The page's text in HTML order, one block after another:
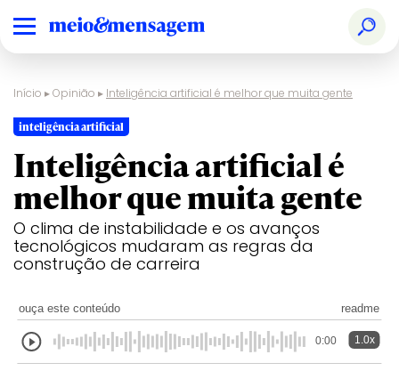
Início ▸Opinião ▸ Inteligência artificial é melhor que muita gente
inteligência artificial
Inteligência artificial é
melhor que muita gente
O clima de instabilidade e os avanços
tecnológicos mudaram as regras da
construção de carreira
ouça este conteúdo readme
0:00 1.0x